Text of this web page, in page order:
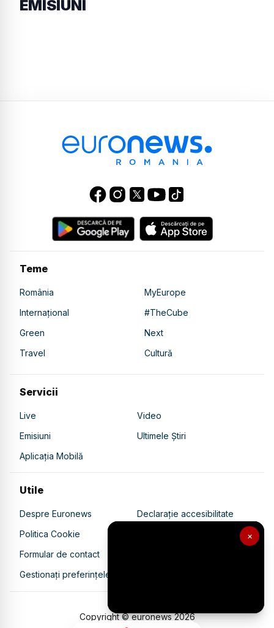
×
EMISIUNI
Teme
România
MyEurope
Internațional
#TheCube
Green
Next
Travel
Cultură
Servicii
Live
Video
Emisiuni
Ultimele Știri
Aplicația Mobilă
Utile
Despre Euronews
Declarație accesibilitate
Politica Cookie
Politica de confidențialitate
Formular de contact
Gestionați preferințele
Copyright © euronews2026